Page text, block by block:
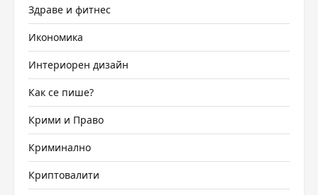
Здраве и фитнес
Икономика
Интериорен дизайн
Как се пише?
Крими и Право
Криминално
Криптовалити